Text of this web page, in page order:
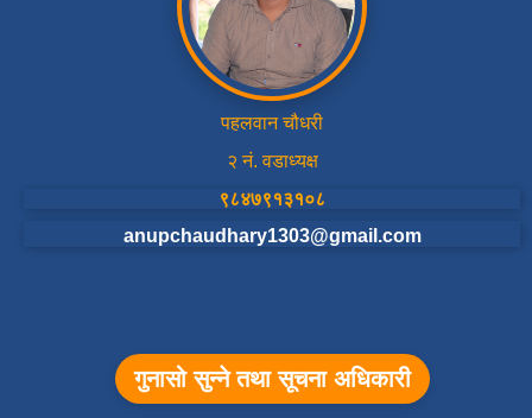
पहलवान चौधरी
२ नं. वडाध्यक्ष
९८४७९१३१०८
anupchaudhary1303@gmail.com
गुनासो सुन्ने तथा सूचना अधिकारी